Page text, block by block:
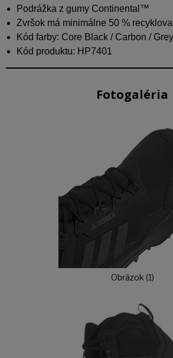
Podrážka z gumy Continental™
Zvršok má minimálne 50 %
Kód farby: Core Black / Carbon /
Kód produktu: HP7401
Fotogaléria
Obrázok (1)